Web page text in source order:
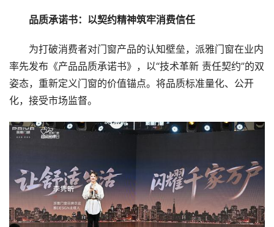
品质承诺书：以契约精神筑牢消费信任
为打破消费者对门窗产品的认知壁垒，派雅门窗在业内
率先发布《产品品质承诺书》，以“技术革新 责任契约”的双
姿态，重新定义门窗的价值锚点。将品质标准量化、公开
化，接受市场监督。